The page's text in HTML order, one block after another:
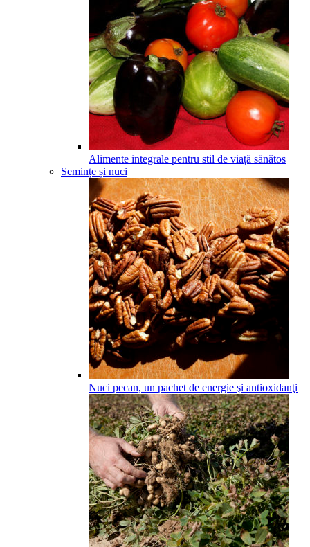
Alimente integrale pentru stil de viață sănătos
Semințe și nuci
Nuci pecan, un pachet de energie şi antioxidanţi